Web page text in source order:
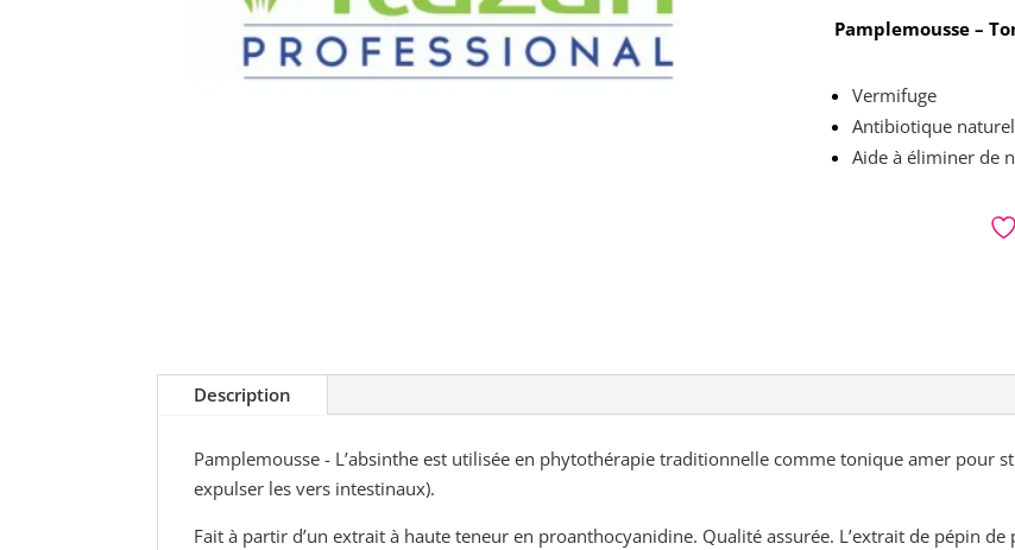
Pamplemousse –
Vermifuge
Antibiotique
Aide à éliminer de
Description
Pamplemousse - L’absinthe est utilisée en phytothérapie traditionnelle comme tonique amer pour
expulser les vers intestinaux).
Fait à partir d’un extrait à haute teneur en proanthocyanidine. Qualité assurée. L’extrait de pépin